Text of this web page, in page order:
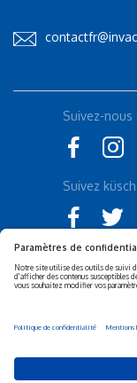
Déclaration
Responsabilité
Suivez-nous
Suivez